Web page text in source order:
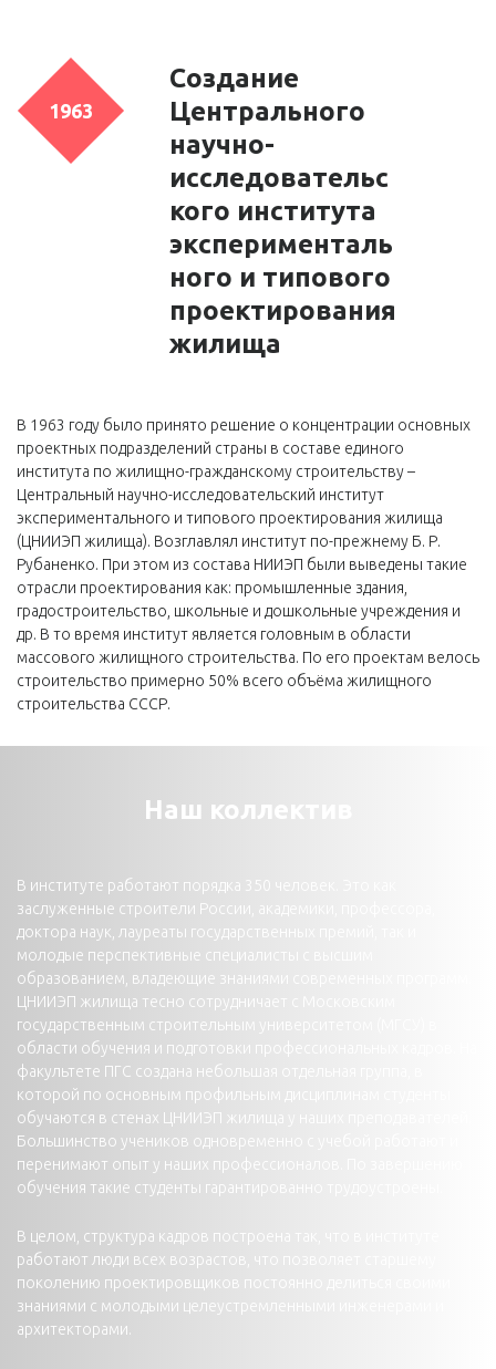
1963
Создание
Центрального
научно-
исследовательс
кого института
эксперименталь
ного и типового
проектирования
жилища
В 1963 году было принято решение о концентрации основных
проектных подразделений страны в составе единого
института по жилищно-гражданскому строительству –
Центральный научно-исследовательский институт
экспериментального и типового проектирования жилища
(ЦНИИЭП жилища). Возглавлял институт по-прежнему Б. Р.
Рубаненко. При этом из состава НИИЭП были выведены такие
отрасли проектирования как: промышленные здания,
градостроительство, школьные и дошкольные учреждения и
др. В то время институт является головным в области
массового жилищного строительства. По его проектам велось
строительство примерно 50% всего объёма жилищного
строительства СССР.
Наш коллектив
В институте работают порядка 350 человек. Это как
заслуженные строители России, академики, профессора,
доктора наук, лауреаты государственных премий, так и
молодые перспективные специалисты с высшим
образованием, владеющие знаниями современных программ.
ЦНИИЭП жилища тесно сотрудничает с Московским
государственным строительным университетом (МГСУ) в
области обучения и подготовки профессиональных кадров. На
факультете ПГС создана небольшая отдельная группа, в
которой по основным профильным дисциплинам студенты
обучаются в стенах ЦНИИЭП жилища у наших преподавателей.
Большинство учеников одновременно с учебой работают и
перенимают опыт у наших профессионалов. По завершению
обучения такие студенты гарантированно трудоустроены.
В целом, структура кадров построена так, что в институте
работают люди всех возрастов, что позволяет старшему
поколению проектировщиков постоянно делиться своими
знаниями с молодыми целеустремленными инженерами и
архитекторами.